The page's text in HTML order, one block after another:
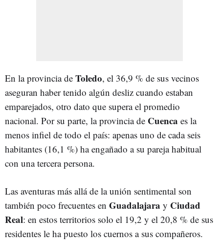
En la provincia de Toledo, el 36,9 % de sus vecinos
aseguran haber tenido algún desliz cuando estaban
emparejados, otro dato que supera el promedio
nacional. Por su parte, la provincia de Cuenca es la
menos infiel de todo el país: apenas uno de cada seis
habitantes (16,1 %) ha engañado a su pareja habitual
con una tercera persona.
Las aventuras más allá de la unión sentimental son
también poco frecuentes en Guadalajara y Ciudad
Real: en estos territorios solo el 19,2 y el 20,8 % de sus
residentes le ha puesto los cuernos a sus compañeros.